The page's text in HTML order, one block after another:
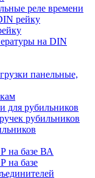
реле времени
рейку
на DIN
панельные,
рубильников
рубильников
на базе ВА
на базе